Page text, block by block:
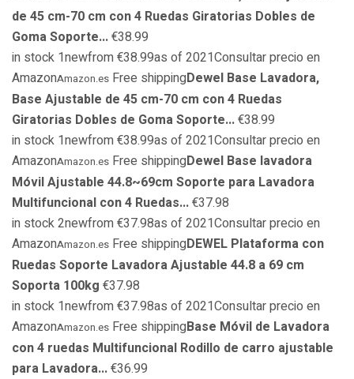
de 45 cm-70 cm con 4 Ruedas Giratorias Dobles de
Goma Soporte...€38.99
in stock 1newfrom €38.99as of 2021Consultar precio en
AmazonAmazon.es Free shippingDewel Base Lavadora,
Base Ajustable de 45 cm-70 cm con 4 Ruedas
Giratorias Dobles de Goma Soporte...€38.99
in stock 1newfrom €38.99as of 2021Consultar precio en
AmazonAmazon.es Free shippingDewel Base lavadora
Móvil Ajustable 44.8~69cm Soporte para Lavadora
Multifuncional con 4 Ruedas...€37.98
in stock 2newfrom €37.98as of 2021Consultar precio en
AmazonAmazon.es Free shippingDEWEL Plataforma con
Ruedas Soporte Lavadora Ajustable 44.8 a 69 cm
Soporta 100kg €37.98
in stock 1newfrom €37.98as of 2021Consultar precio en
AmazonAmazon.es Free shippingBase Móvil de Lavadora
con 4 ruedas Multifuncional Rodillo de carro ajustable
para Lavadora...€36.99